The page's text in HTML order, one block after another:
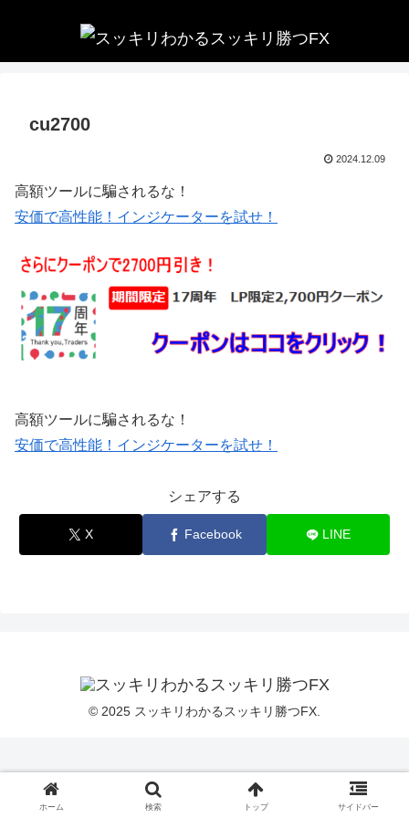
cu2700
2024.12.09
高額ツールに騙されるな！
安価で高性能！インジケーターを試せ！
高額ツールに騙されるな！
安価で高性能！インジケーターを試せ！
シェアする
X Facebook LINE
© 2025 スッキリわかるスッキリ勝つFX.
ホーム 検索 トップ サイドバー